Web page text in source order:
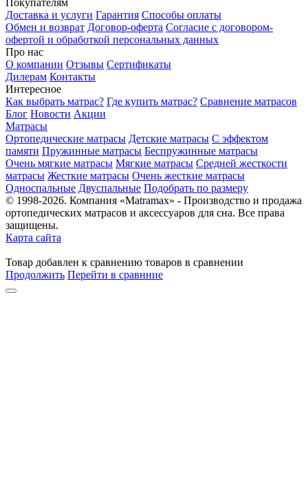
Доставка и услуги Гарантия Способы оплаты
Обмен и возврат Договор-оферта Согласие с договором-
офертой и обработкой персональных данных
Про нас
О компании Отзывы Сертификаты
Дилерам Контакты
Интересное
Как выбрать матрас? Где купить матрас? Сравнение матрасов
Блог Новости Акции
Матрасы
Ортопедические матрасы Детские матрасы С эффектом
памяти Пружинные матрасы Беспружинные матрасы
Очень мягкие матрасы Мягкие матрасы Средней жесткости
матрасы Жесткие матрасы Очень жесткие матрасы
Односпальные Двуспальные Подобрать по размеру
© 1998-2026. Компания «Matramax» - Производство и продажа
ортопедических матрасов и аксессуаров для сна. Все права
защищены.
Карта сайта
Товар добавлен к сравнению товаров в сравнении
Продолжить Перейти в сравнние